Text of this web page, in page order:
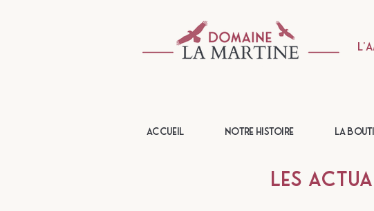
Accueil Notre Histoire La
Les